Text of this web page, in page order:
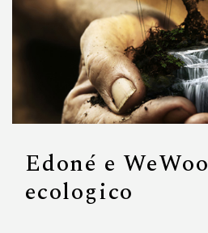
Edoné e
ecologico